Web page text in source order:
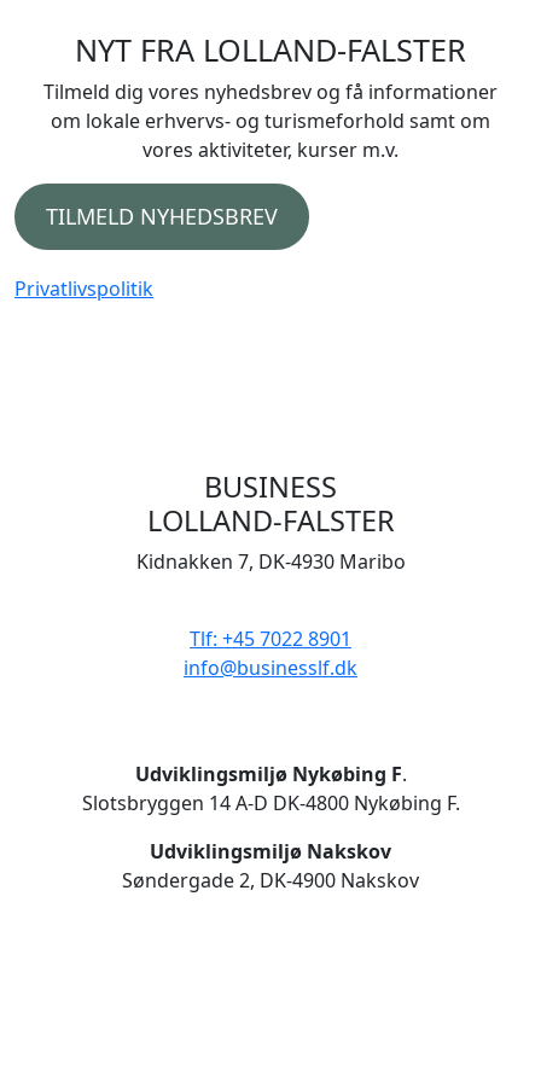
NYT FRA LOLLAND-FALSTER
Tilmeld dig vores nyhedsbrev og få informationer
om lokale erhvervs- og turismeforhold samt om
vores aktiviteter, kurser m.v.
TILMELD NYHEDSBREV
Privatlivspolitik
BUSINESS
LOLLAND-FALSTER
Kidnakken 7, DK-4930 Maribo
Tlf: +45 7022 8901
info@businesslf.dk
Udviklingsmiljø Nykøbing F.
Slotsbryggen 14 A-D DK-4800 Nykøbing F.
Udviklingsmiljø Nakskov
Søndergade 2, DK-4900 Nakskov